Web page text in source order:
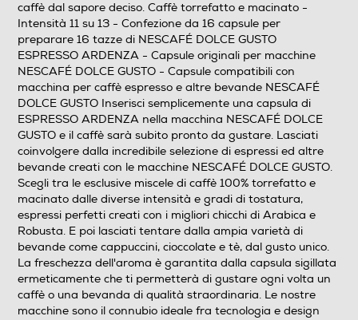
Espresso
Descrizione marketing
Il Ristretto Ardenza, uno dei nostri caffè più intensi,
spicca per la sua corposità ricca e travolgente. Lasciati
sorprendere dalle sue note speziate e pepate, racchiuse
sotto una densa crema dorata. Scopri questa miscela a
tostatura scura di pregiati chicchi di Arabica
provenienti prevalentemente da Etiopia e Colombia, e
Robusta del Vietnam.
Dimensioni - Peso
Altezza-mm
120
caffè dal sapore deciso. Caffè torrefatto e macinato -
Intensità 11 su 13 - Confezione da 16 capsule per
preparare 16 tazze di NESCAFÉ DOLCE GUSTO
ESPRESSO ARDENZA - Capsule originali per macchine
NESCAFÉ DOLCE GUSTO - Capsule compatibili con
macchina per caffè espresso e altre bevande NESCAFÉ
DOLCE GUSTO Inserisci semplicemente una capsula di
ESPRESSO ARDENZA nella macchina NESCAFÉ DOLCE
GUSTO e il caffè sarà subito pronto da gustare. Lasciati
coinvolgere dalla incredibile selezione di espressi ed altre
bevande creati con le macchine NESCAFÉ DOLCE GUSTO.
Scegli tra le esclusive miscele di caffè 100% torrefatto e
macinato dalle diverse intensità e gradi di tostatura,
espressi perfetti creati con i migliori chicchi di Arabica e
Robusta. E poi lasciati tentare dalla ampia varietà di
bevande come cappuccini, cioccolate e tè, dal gusto unico.
La freschezza dell'aroma è garantita dalla capsula sigillata
ermeticamente che ti permetterà di gustare ogni volta un
caffè o una bevanda di qualità straordinaria. Le nostre
macchine sono il connubio ideale fra tecnologia e design